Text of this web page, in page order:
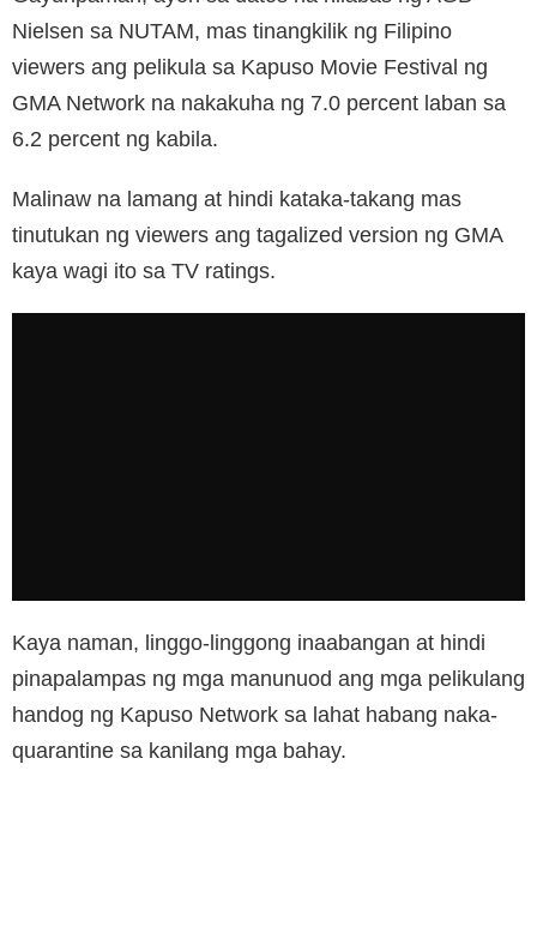
Nielsen sa NUTAM, mas tinangkilik ng Filipino
viewers ang pelikula sa Kapuso Movie Festival ng
GMA Network na nakakuha ng 7.0 percent laban sa
6.2 percent ng kabila.
Malinaw na lamang at hindi kataka-takang mas
tinutukan ng viewers ang tagalized version ng GMA
kaya wagi ito sa TV ratings.
Kaya naman, linggo-linggong inaabangan at hindi
pinapalampas ng mga manunuod ang mga pelikulang
handog ng Kapuso Network sa lahat habang naka-
quarantine sa kanilang mga bahay.